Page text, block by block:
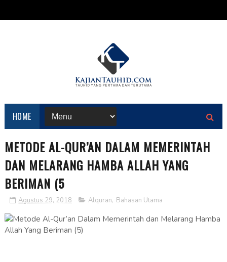
HOME
METODE AL-QUR’AN DALAM MEMERINTAH
DAN MELARANG HAMBA ALLAH YANG
BERIMAN (5
Agustus 29, 2018 Alquran, Bahasan Utama